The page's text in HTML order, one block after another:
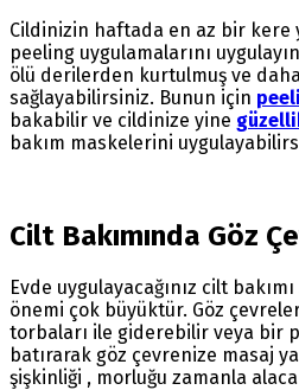
Cildinizin haftada en az bir kere
peeling uygulamalarını
ölü derilerden kurtulmuş ve daha
sağlayabilirsiniz. Bunun için
bakabilir ve cildinize yine
bakım maskelerini
Cilt Bakımında Göz
Evde uygulayacağınız cilt
önemi çok büyüktür. Göz
torbaları ile giderebilir veya bir
batırarak göz çevrenize masaj
şişkinliği , morluğu zamanla